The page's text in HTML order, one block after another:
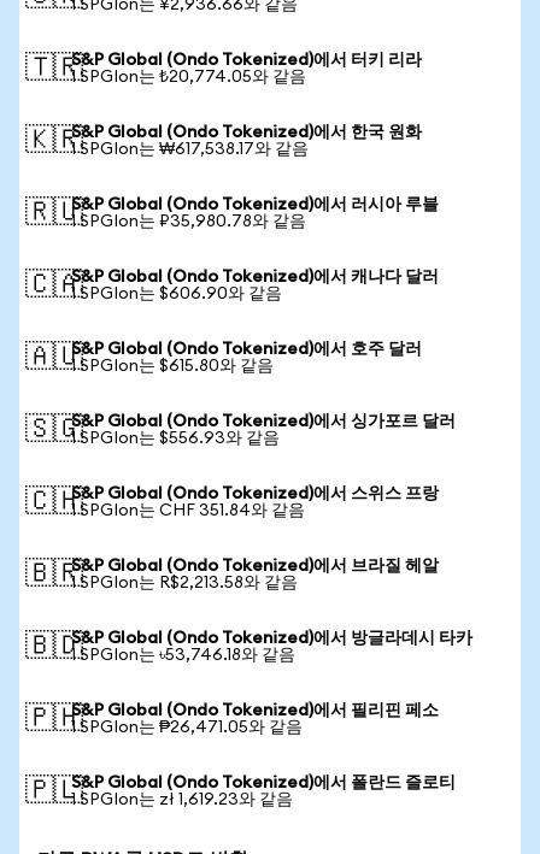
1 SPGIon는 ¥2,936.66와 같음
🇹🇷S&P Global (Ondo Tokenized)에서 터키 리라
1 SPGIon는 ₺20,774.05와 같음
🇰🇷S&P Global (Ondo Tokenized)에서 한국 원화
1 SPGIon는 ₩617,538.17와 같음
🇷🇺S&P Global (Ondo Tokenized)에서 러시아 루블
1 SPGIon는 ₽35,980.78와 같음
🇨🇦S&P Global (Ondo Tokenized)에서 캐나다 달러
1 SPGIon는 $606.90와 같음
🇦🇺S&P Global (Ondo Tokenized)에서 호주 달러
1 SPGIon는 $615.80와 같음
🇸🇬S&P Global (Ondo Tokenized)에서 싱가포르 달러
1 SPGIon는 $556.93와 같음
🇨🇭S&P Global (Ondo Tokenized)에서 스위스 프랑
1 SPGIon는 CHF 351.84와 같음
🇧🇷S&P Global (Ondo Tokenized)에서 브라질 헤알
1 SPGIon는 R$2,213.58와 같음
🇧🇩S&P Global (Ondo Tokenized)에서 방글라데시 타카
1 SPGIon는 ৳53,746.18와 같음
🇵🇭S&P Global (Ondo Tokenized)에서 필리핀 페소
1 SPGIon는 ₱26,471.05와 같음
🇵🇱S&P Global (Ondo Tokenized)에서 폴란드 즐로티
1 SPGIon는 zł 1,619.23와 같음